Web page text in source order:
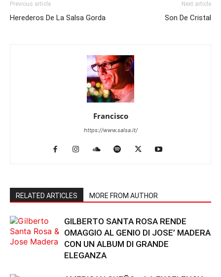
Previous article
Herederos De La Salsa Gorda
Next article
Son De Cristal
Francisco
https://www.salsa.it/
RELATED ARTICLES MORE FROM AUTHOR
GILBERTO SANTA ROSA RENDE
OMAGGIO AL GENIO DI JOSE’ MADERA
CON UN ALBUM DI GRANDE
ELEGANZA